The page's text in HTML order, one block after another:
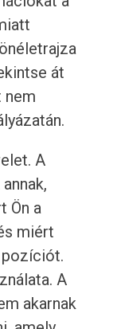
át
nem
A
Ön a
miért
A
akarnak